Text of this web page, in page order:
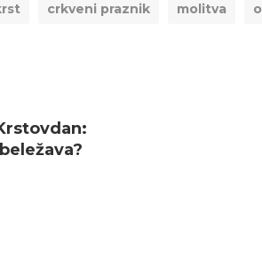
crkveni praznik molitva